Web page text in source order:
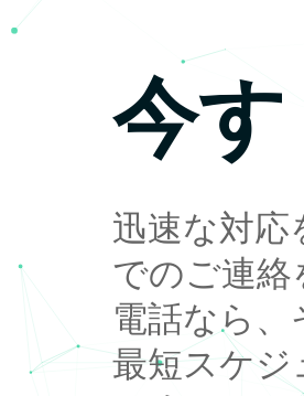
今
迅速な対応
でのご連
電話なら
最短スケジ